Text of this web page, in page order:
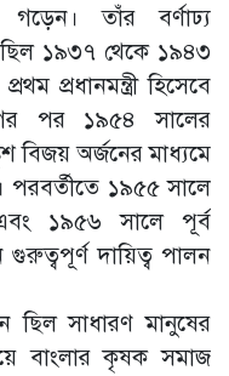
গড়েন। তাঁর বর্ণাঢ্য
ছিল ১৯৩৭ থেকে ১৯৪৩
প্রধানমন্ত্রী হিসেবে
পর ১৯৫৪ সালের
বিজয় অর্জনের মাধ্যমে
পরবর্তীতে ১৯৫৫ সালে
এবং ১৯৫৬ সালে পূর্ব
গুরুত্বপূর্ণ দায়িত্ব পালন
ছিল সাধারণ মানুষের
বাংলার কৃষক সমাজ